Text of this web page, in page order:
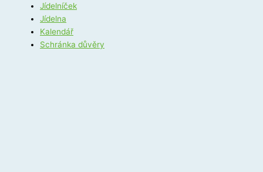
Jídelníček
Jídelna
Kalendář
Schránka důvěry